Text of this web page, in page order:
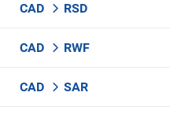
CAD RSD
CAD RWF
CAD SAR